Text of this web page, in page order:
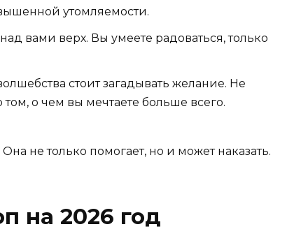
утомляемости.
вами верх. Вы умеете радоваться, только
стоит загадывать желание. Не
о чем вы мечтаете больше всего.
не только помогает, но и может наказать.
на 2026 год